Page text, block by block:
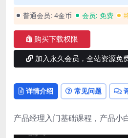
普通会员: 4金币 会员: 免费
购买下载权限
加入永久会员，全站资源免
详情介绍 常见问题
产品经理入门基础课程，产品小